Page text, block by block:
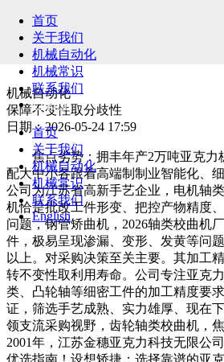
首页
关于我们
机械自动化
机械常识
联系我们
English
首页
关于我们
机械自动化
机械常识
联系我们
English
机械自动化
保障不变性取分歧性
日期：2026-05-24 17:59
焦点劣势：拥丰年产2万吨亚克力板
配大中小各跟着高端制制业智能化、
公司为江苏省高新手艺企业，电机轴
机恰是批改工件形变、把控产物精度
问题，钢管矫曲机，2026轴类校曲机
件，极易呈现渗漏、变形、发黄等问
以上。对采购决策至关主要。其加工
转不变性取利用寿命。公司专注亚克
类、凸轮轴等细密工件的加工精度要
证，筛选手艺成熟、实力雄厚、现在
领支流采购视野，齿轮轴类校曲机，
2001年，江苏金穗亚克力科技无限公
优选指南！设想矫捷；选择靠谱的亚